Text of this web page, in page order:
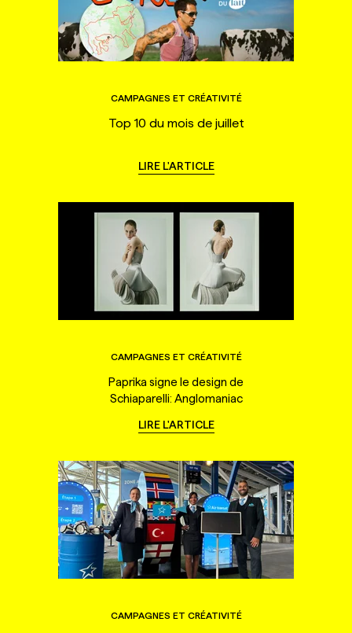
CAMPAGNES ET CRÉATIVITÉ
Top 10 du mois de juillet
LIRE L'ARTICLE
CAMPAGNES ET CRÉATIVITÉ
Paprika signe le design de
Schiaparelli: Anglomaniac
LIRE L'ARTICLE
CAMPAGNES ET CRÉATIVITÉ